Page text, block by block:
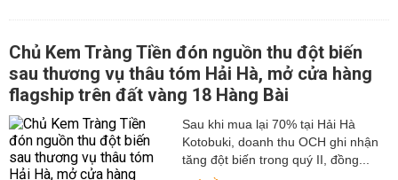
Chủ Kem Tràng Tiền đón nguồn thu đột biến
sau thương vụ thâu tóm Hải Hà, mở cửa hàng
flagship trên đất vàng 18 Hàng Bài
Sau khi mua lại 70% tại Hải Hà
Kotobuki, doanh thu OCH ghi nhận
tăng đột biến trong quý II, đồng...